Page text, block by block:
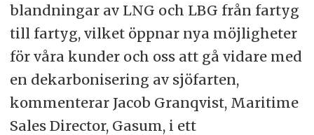
blandningar av LNG och LBG från fartyg
till fartyg, vilket öppnar nya möjligheter
för våra kunder och oss att gå vidare med
en dekarbonisering av sjöfarten,
kommenterar Jacob Granqvist, Maritime
Sales Director, Gasum, i ett